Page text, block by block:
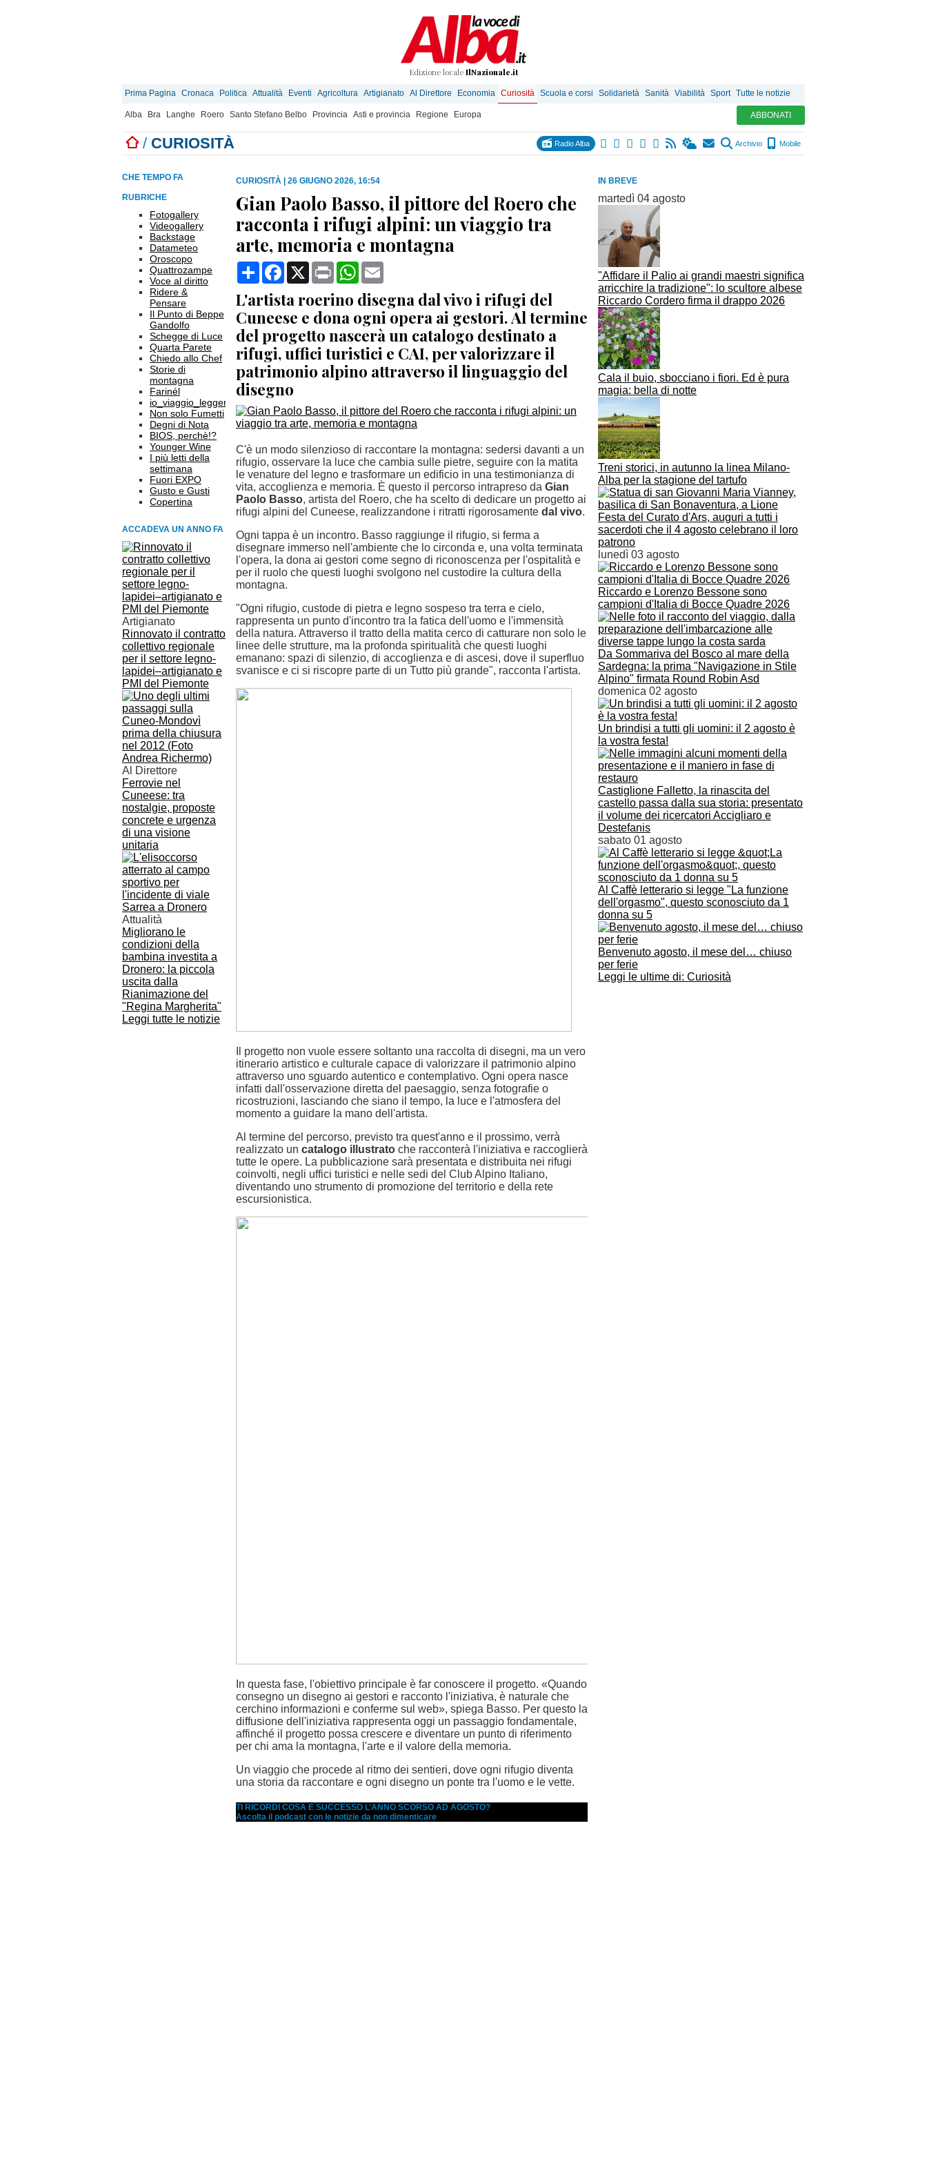
Edizione locale IlNazionale.it
Prima Pagina Cronaca Politica Attualità Eventi Agricoltura Artigianato Al Direttore Economia Curiosità Scuola e corsi Solidarietà Sanità Viabilità Sport Tutte le notizie
Alba Bra Langhe Roero Santo Stefano Belbo Provincia Asti e provincia Regione Europa ABBONATI
/ CURIOSITÀ Radio Alba Archivio Mobile
IN BREVE
martedì 04 agosto
"Affidare il Palio ai grandi maestri significa
arricchire la tradizione": lo scultore albese
Riccardo Cordero firma il drappo 2026
Cala il buio, sbocciano i fiori. Ed è pura
magia: bella di notte
Treni storici, in autunno la linea Milano-
Alba per la stagione del tartufo
Festa del Curato d'Ars, auguri a tutti i
sacerdoti che il 4 agosto celebrano il loro
patrono
lunedì 03 agosto
Riccardo e Lorenzo Bessone sono
campioni d'Italia di Bocce Quadre 2026
Da Sommariva del Bosco al mare della
Sardegna: la prima "Navigazione in Stile
Alpino" firmata Round Robin Asd
domenica 02 agosto
Un brindisi a tutti gli uomini: il 2 agosto è
la vostra festa!
Castiglione Falletto, la rinascita del
castello passa dalla sua storia: presentato
il volume dei ricercatori Accigliaro e
Destefanis
sabato 01 agosto
Al Caffè letterario si legge "La funzione
dell'orgasmo", questo sconosciuto da 1
donna su 5
Benvenuto agosto, il mese del… chiuso
per ferie
Leggi le ultime di: Curiosità
CHE TEMPO FA
RUBRICHE
Fotogallery
Videogallery
Backstage
Datameteo
Oroscopo
Quattrozampe
Voce al diritto
Ridere &
Pensare
Il Punto di Beppe
Gandolfo
Schegge di Luce
Quarta Parete
Chiedo allo Chef
Storie di
montagna
Farinél
io_viaggio_leggero
Non solo Fumetti
Degni di Nota
BIOS, perchè!?
Younger Wine
I più letti della
settimana
Fuori EXPO
Gusto e Gusti
Copertina
ACCADEVA UN ANNO FA
Artigianato
Rinnovato il contratto
collettivo regionale
per il settore legno-
lapidei–artigianato e
PMI del Piemonte
Al Direttore
Ferrovie nel
Cuneese: tra
nostalgie, proposte
concrete e urgenza
di una visione
unitaria
Attualità
Migliorano le
condizioni della
bambina investita a
Dronero: la piccola
uscita dalla
Rianimazione del
"Regina Margherita"
Leggi tutte le notizie
CURIOSITÀ 26 GIUGNO 2026, 16:54
Gian Paolo Basso, il pittore del Roero che
racconta i rifugi alpini: un viaggio tra
arte, memoria e montagna
CondividiFacebook
X Print WhatsApp
L'artista roerino disegna dal vivo i rifugi del
Cuneese e dona ogni opera ai gestori. Al termine
del progetto nascerà un catalogo destinato a
rifugi, uffici turistici e CAI, per valorizzare il
patrimonio alpino attraverso il linguaggio del
disegno
C'è un modo silenzioso di raccontare la montagna: sedersi davanti a un
rifugio, osservare la luce che cambia sulle pietre, seguire con la matita
le venature del legno e trasformare un edificio in una testimonianza di
vita, accoglienza e memoria. È questo il percorso intrapreso da Gian
Paolo Basso, artista del Roero, che ha scelto di dedicare un progetto ai
rifugi alpini del Cuneese, realizzandone i ritratti rigorosamente dal vivo.
Ogni tappa è un incontro. Basso raggiunge il rifugio, si ferma a
disegnare immerso nell'ambiente che lo circonda e, una volta terminata
l'opera, la dona ai gestori come segno di riconoscenza per l'ospitalità e
per il ruolo che questi luoghi svolgono nel custodire la cultura della
montagna.
"Ogni rifugio, custode di pietra e legno sospeso tra terra e cielo,
rappresenta un punto d'incontro tra la fatica dell'uomo e l'immensità
della natura. Attraverso il tratto della matita cerco di catturare non solo le
linee delle strutture, ma la profonda spiritualità che questi luoghi
emanano: spazi di silenzio, di accoglienza e di ascesi, dove il superfluo
svanisce e ci si riscopre parte di un Tutto più grande", racconta l'artista.
Il progetto non vuole essere soltanto una raccolta di disegni, ma un vero
itinerario artistico e culturale capace di valorizzare il patrimonio alpino
attraverso uno sguardo autentico e contemplativo. Ogni opera nasce
infatti dall'osservazione diretta del paesaggio, senza fotografie o
ricostruzioni, lasciando che siano il tempo, la luce e l'atmosfera del
momento a guidare la mano dell'artista.
Al termine del percorso, previsto tra quest'anno e il prossimo, verrà
realizzato un catalogo illustrato che racconterà l'iniziativa e raccoglierà
tutte le opere. La pubblicazione sarà presentata e distribuita nei rifugi
coinvolti, negli uffici turistici e nelle sedi del Club Alpino Italiano,
diventando uno strumento di promozione del territorio e della rete
escursionistica.
In questa fase, l'obiettivo principale è far conoscere il progetto. «Quando
consegno un disegno ai gestori e racconto l'iniziativa, è naturale che
cerchino informazioni e conferme sul web», spiega Basso. Per questo la
diffusione dell'iniziativa rappresenta oggi un passaggio fondamentale,
affinché il progetto possa crescere e diventare un punto di riferimento
per chi ama la montagna, l'arte e il valore della memoria.
Un viaggio che procede al ritmo dei sentieri, dove ogni rifugio diventa
una storia da raccontare e ogni disegno un ponte tra l'uomo e le vette.
TI RICORDI COSA È SUCCESSO L’ANNO SCORSO AD AGOSTO?
Ascolta il podcast con le notizie da non dimenticare